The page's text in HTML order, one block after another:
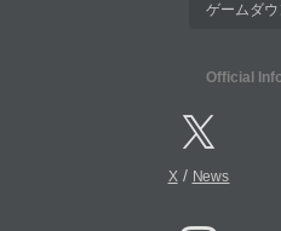
ゲームダ
Official
X/ News